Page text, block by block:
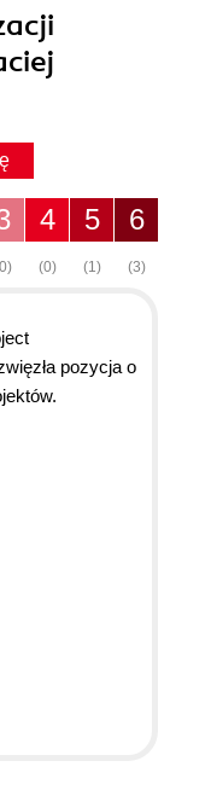
6
(3)
5
(1)
4
(0)
pozycja o